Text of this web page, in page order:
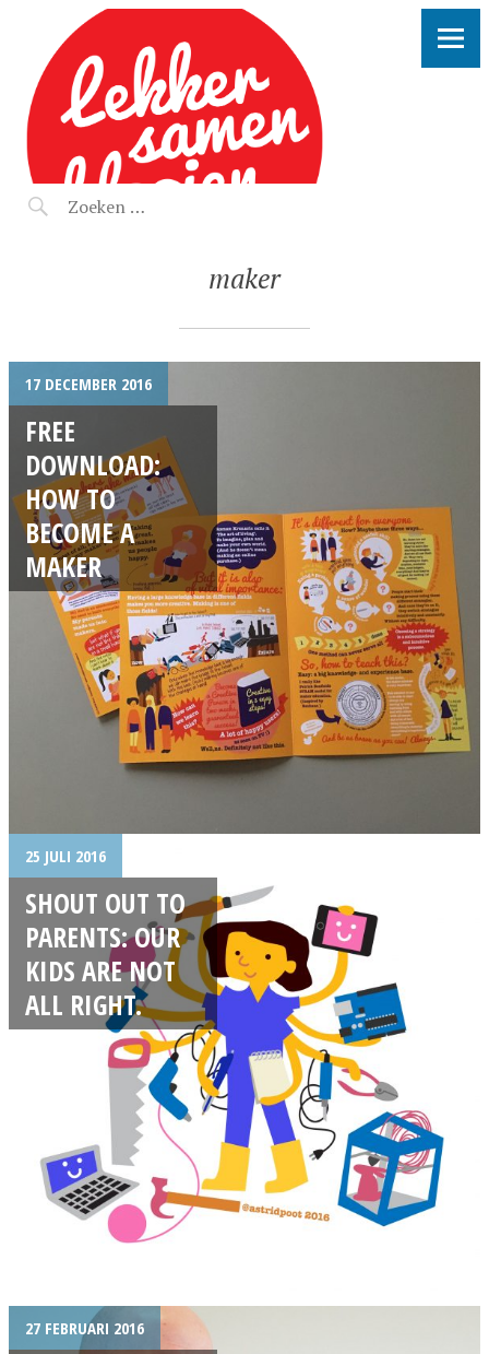
LEKKER SAMEN KLOOIEN
maker
17 DECEMBER 2016
FREE
DOWNLOAD:
HOW TO
BECOME A
MAKER
25 JULI 2016
SHOUT OUT TO
PARENTS: OUR
KIDS ARE NOT
ALL RIGHT.
27 FEBRUARI 2016